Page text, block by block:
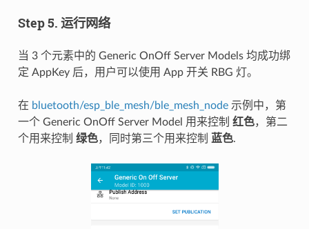
Step 5. 运行网络
当 3 个元素中的 Generic OnOff Server Models 均成功绑
定 AppKey 后，用户可以使用 App 开关 RBG 灯。
在 bluetooth/esp_ble_mesh/ble_mesh_node示例中，第
一个 Generic OnOff Server Model 用来控制 红色，第二
个用来控制 绿色，同时第三个用来控制 蓝色.